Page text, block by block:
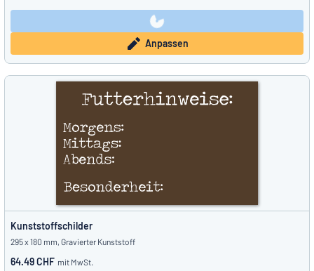
Anpassen
Kunststoffschilder
295 x 180 mm, Gravierter Kunststoff
64.49 CHF mit MwSt.